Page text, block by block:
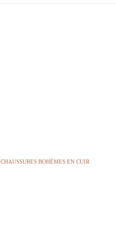
CHAUSSURES BOHÈMES EN CUIR